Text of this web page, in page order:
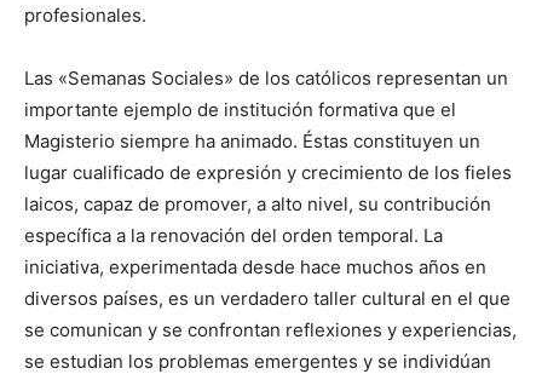
profesio­nales.
Las «Semanas Sociales» de los católicos representan un
importante ejemplo de institución formativa que el
Magisterio siempre ha animado. Éstas constituyen un
lugar cualificado de expresión y creci­miento de los fieles
laicos, capaz de promover, a alto nivel, su contribución
específica a la renovación del orden temporal. La
iniciativa, expe­rimentada desde hace muchos años en
diversos países, es un verdadero taller cultural en el que
se comunican y se confrontan reflexiones y experiencias,
se estudian los pro­blemas emergentes y se individúan